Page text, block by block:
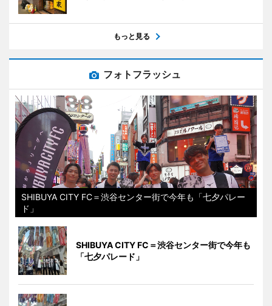
もっと見る
フォトフラッシュ
SHIBUYA CITY FC＝渋谷センター街で今年も「七夕パレー
ド」
SHIBUYA CITY FC＝渋谷センター街で今年も
「七夕パレード」